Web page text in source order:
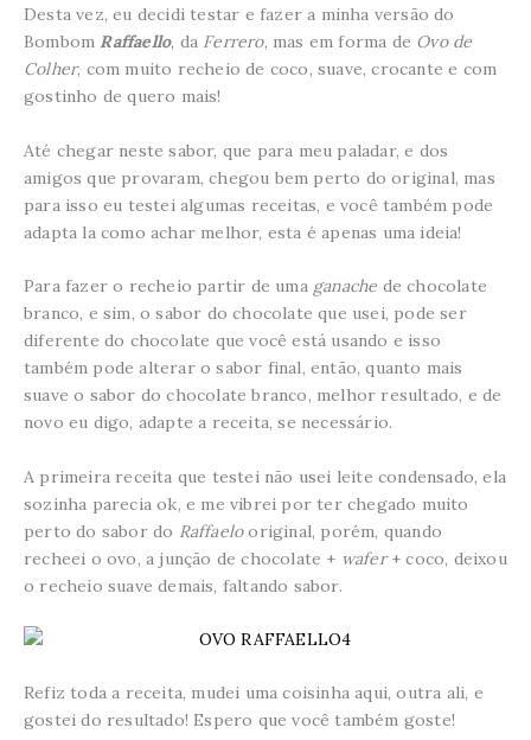
Desta vez, eu decidi testar e fazer a minha versão do
Bombom Raffaello, da Ferrero, mas em forma de Ovo de
Colher, com muito recheio de coco, suave, crocante e com
gostinho de quero mais!
Até chegar neste sabor, que para meu paladar, e dos
amigos que provaram, chegou bem perto do original, mas
para isso eu testei algumas receitas, e você também pode
adapta la como achar melhor, esta é apenas uma ideia!
Para fazer o recheio partir de uma ganache de chocolate
branco, e sim, o sabor do chocolate que usei, pode ser
diferente do chocolate que você está usando e isso
também pode alterar o sabor final, então, quanto mais
suave o sabor do chocolate branco, melhor resultado, e de
novo eu digo, adapte a receita, se necessário.
A primeira receita que testei não usei leite condensado, ela
sozinha parecia ok, e me vibrei por ter chegado muito
perto do sabor do Raffaelooriginal, porém, quando
recheei o ovo, a junção de chocolate + wafer+ coco, deixou
o recheio suave demais, faltando sabor.
Refiz toda a receita, mudei uma coisinha aqui, outra ali, e
gostei do resultado! Espero que você também goste!